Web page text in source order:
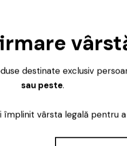
destinate exclusiv
sau peste.
împlinit vârsta legală pentru